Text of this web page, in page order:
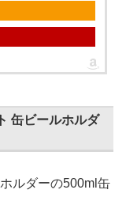
缶ビールホルダ
ルダーの500ml缶